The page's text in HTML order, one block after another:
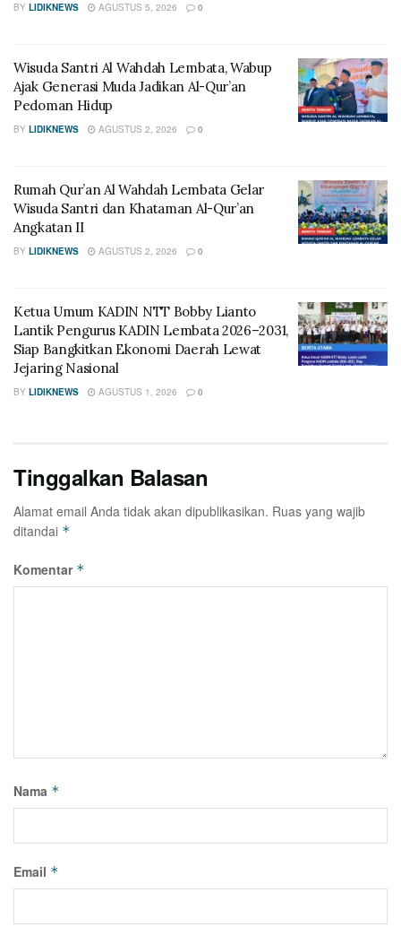
BY LIDIKNEWS AGUSTUS 5, 2026 0
Wisuda Santri Al Wahdah Lembata, Wabup
Ajak Generasi Muda Jadikan Al-Qur’an
Pedoman Hidup
BY LIDIKNEWS AGUSTUS 2, 2026 0
Rumah Qur’an Al Wahdah Lembata Gelar
Wisuda Santri dan Khataman Al-Qur’an
Angkatan II
BY LIDIKNEWS AGUSTUS 2, 2026 0
Ketua Umum KADIN NTT Bobby Lianto
Lantik Pengurus KADIN Lembata 2026–2031,
Siap Bangkitkan Ekonomi Daerah Lewat
Jejaring Nasional
BY LIDIKNEWS AGUSTUS 1, 2026 0
Tinggalkan Balasan
Alamat email Anda tidak akan dipublikasikan. Ruas yang wajib
ditandai *
Komentar *
Nama *
Email *